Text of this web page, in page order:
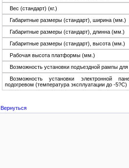
Вес (стандарт) (кг.)
Габаритные размеры (стандарт), ширина (мм.)
Габаритные размеры (стандарт), длинна (мм.)
Габаритные размеры (стандарт), высота (мм.)
Рабочая высота платформы (мм.)
Возможность установки подъездной рампы для
Возможность установки электронной
подогревом (температура эксплуатации до -5?С)
Вернуться